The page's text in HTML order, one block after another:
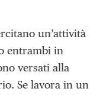
un’attività
entrambi in
versati alla
Se lavora in un